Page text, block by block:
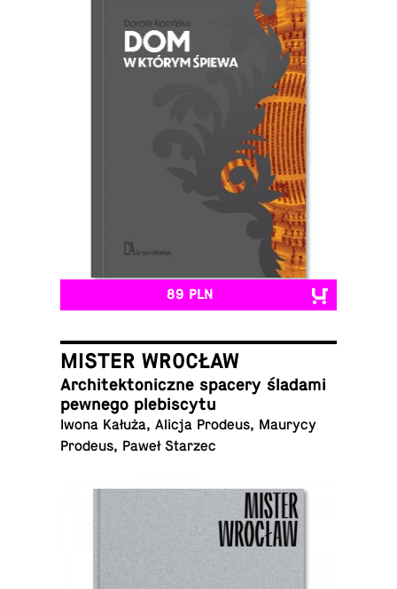
89 PLN
MISTER WROCŁAW
Ar­chi­tek­to­nicz­ne spacery śladami
pewnego plebiscytu
Iwona Kałuża, Alicja Prodeus, Maurycy
Prodeus, Paweł Starzec